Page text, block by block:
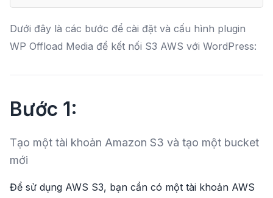
Dưới đây là các bước để cài đặt và cấu hình plugin
WP Offload Media để kết nối S3 AWS với WordPress:
Bước 1:
Tạo một tài khoản Amazon S3 và tạo một bucket
mới
Để sử dụng AWS S3, bạn cần có một tài khoản AWS